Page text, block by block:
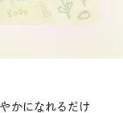
かになれるだけ